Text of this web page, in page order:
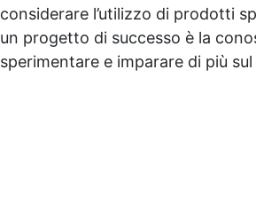
considerare l’utilizzo di prodotti
un progetto di successo è la
sperimentare e imparare di più